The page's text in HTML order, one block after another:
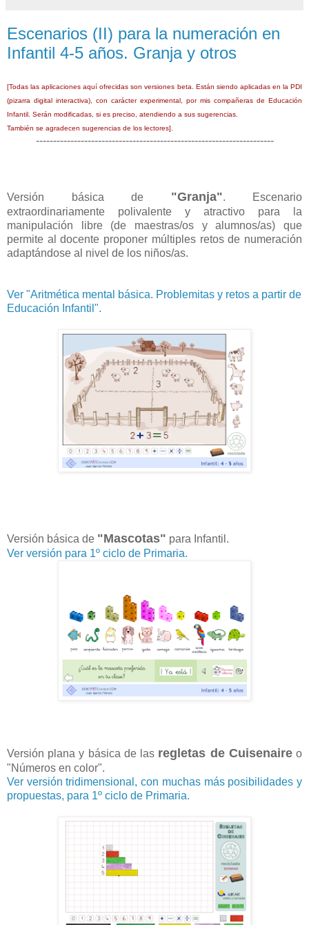
Escenarios (II) para la numeración en
Infantil 4-5 años. Granja y otros
[Todas las aplicaciones aquí ofrecidas son versiones beta. Están siendo aplicadas en la PDI
(pizarra digital interactiva), con carácter experimental, por mis compañeras de Educación
Infantil. Serán modificadas, si es preciso, atendiendo a sus sugerencias.
También se agradecen sugerencias de los lectores].
---------------------------------------------------------------------
Versión básica de "Granja".
Escenario
extraordinariamente polivalente y atractivo para la
manipulación libre (de maestras/os y alumnos/as) que
permite al docente proponer múltiples retos de numeración
adaptándose al nivel de los niños/as.
Ver "Aritmética mental básica. Problemitas y retos a partir de
Educación Infantil".
Versión básica de "Mascotas" para Infantil.
Ver versión para 1º ciclo de Primaria.
Versión plana y básica de las regletas de Cuisenaireo
"Números en color".
Ver versión tridimensional, con muchas más posibilidades y
propuestas, para 1º ciclo de Primaria.